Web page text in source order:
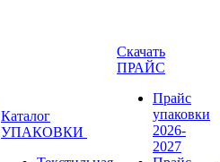
Каталог
УПАКОВКИ
Скачать
ПРАЙС
Прайс
упаковки
2026-
2027